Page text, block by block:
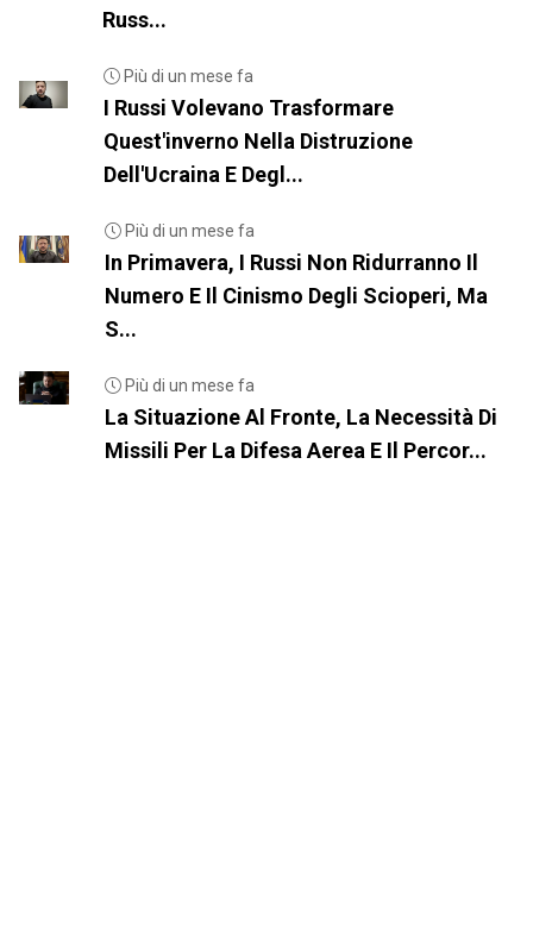
Russ...
Più di un mese fa
I Russi Volevano Trasformare
Quest'inverno Nella Distruzione
Dell'Ucraina E Degl...
Più di un mese fa
In Primavera, I Russi Non Ridurranno Il
Numero E Il Cinismo Degli Scioperi, Ma
S...
Più di un mese fa
La Situazione Al Fronte, La Necessità Di
Missili Per La Difesa Aerea E Il Percor...